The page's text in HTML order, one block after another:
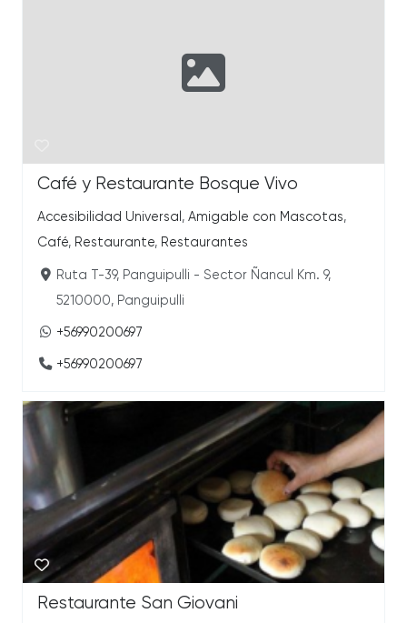
Café y Restaurante Bosque Vivo
Accesibilidad Universal , Amigable con Mascotas,
Café, Restaurante, Restaurantes
Ruta T-39, Panguipulli - Sector Ñancul Km. 9,
5210000, Panguipulli
+56990200697
+56990200697
Restaurante San Giovani